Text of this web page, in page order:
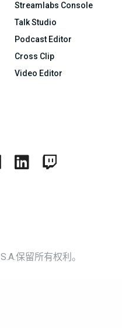
Streamlabs Console
Talk Studio
Podcast Editor
Cross Clip
Video Editor
保留所有权利。